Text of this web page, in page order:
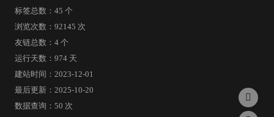
标签总数：45 个
浏览次数：92145 次
友链总数：4 个
运行天数：974 天
建站时间：2023-12-01
最后更新：2025-10-20
数据查询：50 次